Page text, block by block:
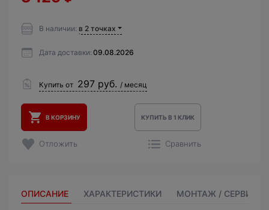
В наличии: в 2 точках
Дата доставки: 09.08.2026
Купить от 297 руб. / месяц
В КОРЗИНУ КУПИТЬ В 1 КЛИК
Отложить Сравнить
ОПИСАНИЕ ХАРАКТЕРИСТИКИ МОНТАЖ / СЕРВИС